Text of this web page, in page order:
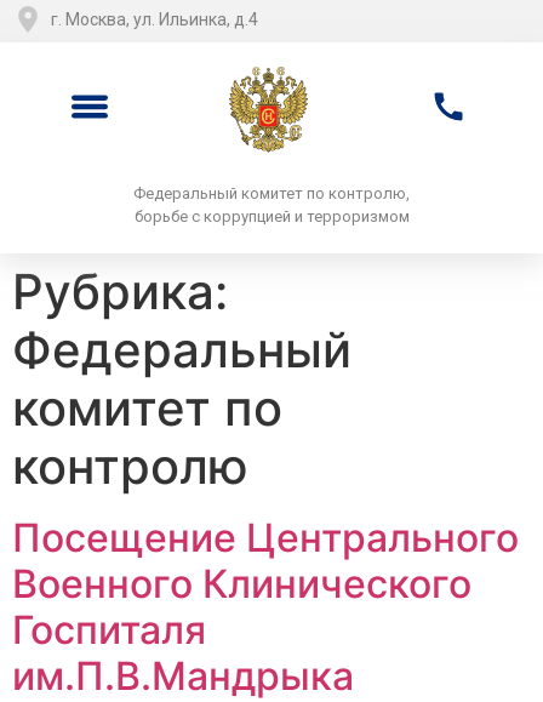
г. Москва, ул. Ильинка, д.4
Федеральный комитет по контролю,
борьбе с коррупцией и терроризмом
Рубрика:
Федеральный
комитет по
контролю
Посещение Центрального
Военного Клинического
Госпиталя
им.П.В.Мандрыка